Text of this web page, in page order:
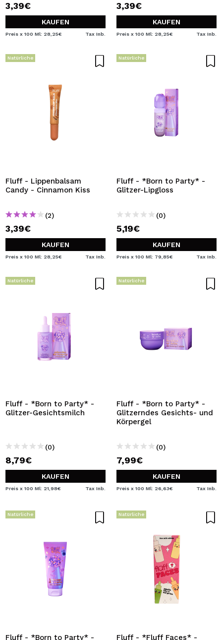
3,39€
KAUFEN
Preis x 100 Ml: 28,25€ Tax Inb.
3,39€
KAUFEN
Preis x 100 Ml: 28,25€ Tax Inb.
Natürliche
Fluff - Lippenbalsam
Candy - Cinnamon Kiss
(2)
3,39€
KAUFEN
Preis x 100 Ml: 28,25€ Tax Inb.
Natürliche
Fluff - *Born to Party* -
Glitzer-Lipgloss
(0)
5,19€
KAUFEN
Preis x 100 Ml: 79,85€ Tax Inb.
Natürliche
Fluff - *Born to Party* -
Glitzer-Gesichtsmilch
(0)
8,79€
KAUFEN
Preis x 100 Ml: 21,98€ Tax Inb.
Natürliche
Fluff - *Born to Party* -
Glitzerndes Gesichts- und
Körpergel
(0)
7,99€
KAUFEN
Preis x 100 Ml: 26,63€ Tax Inb.
Natürliche
Fluff - *Born to Party* -
Natürliche
Fluff - *Fluff Faces* -